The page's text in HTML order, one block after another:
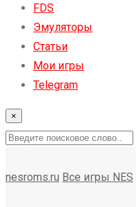
FDS
Эмуляторы
Статьи
Мои игры
Telegram
×
nesroms.ru Все игры NES